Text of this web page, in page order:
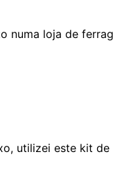
numa loja de
utilizei este kit de